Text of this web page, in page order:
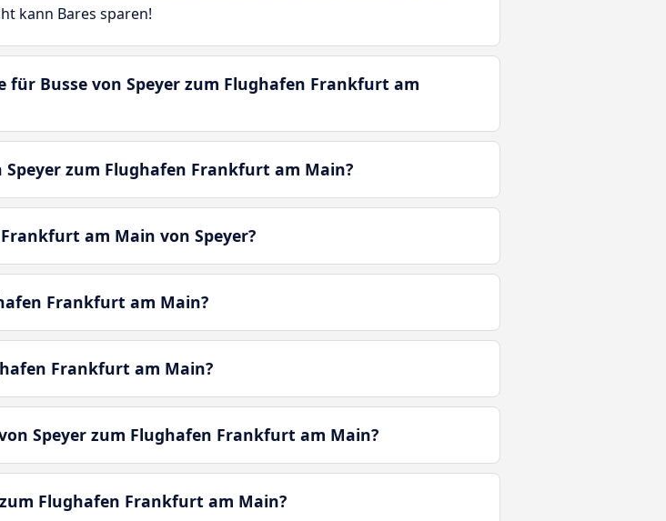
kann Bares sparen!
Busse von Speyer zum Flughafen Frankfurt am
zum Flughafen Frankfurt am Main?
am Main von Speyer?
Frankfurt am Main?
Frankfurt am Main?
Speyer zum Flughafen Frankfurt am Main?
Flughafen Frankfurt am Main?